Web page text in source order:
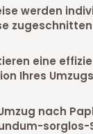
werden
eine
Ihres
nach
sorglos-